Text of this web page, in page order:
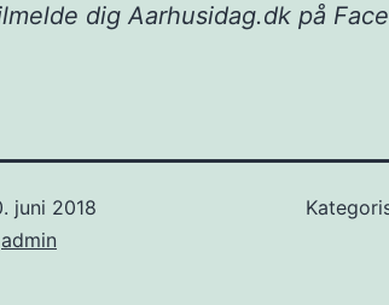
dig Aarhusidag.dk på
juni 2018
admin